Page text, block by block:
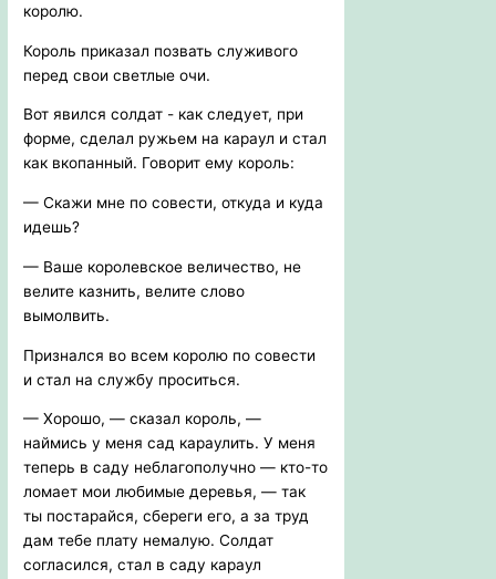
королю.
Король приказал позвать служивого
перед свои светлые очи.
Вот явился солдат - как следует, при
форме, сделал ружьем на караул и стал
как вкопанный. Говорит ему король:
— Скажи мне по совести, откуда и куда
идешь?
— Ваше королевское величество, не
велите казнить, велите слово
вымолвить.
Признался во всем королю по совести
и стал на службу проситься.
— Хорошо, — сказал король, —
наймись у меня сад караулить. У меня
теперь в саду неблагополучно — кто-то
ломает мои любимые деревья, — так
ты постарайся, сбереги его, а за труд
дам тебе плату немалую. Солдат
согласился, стал в саду караул